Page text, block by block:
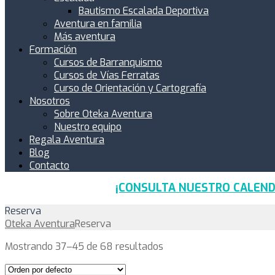
Bautismo Escalada Deportiva
Aventura en familia
Más aventura
Formación
Cursos de Barranquismo
Cursos de Vías Ferratas
Curso de Orientación y Cartografía
Nosotros
Sobre Oteka Aventura
Nuestro equipo
Regala Aventura
Blog
Contacto
¡CONSULTA NUESTRO
Reserva
Oteka AventuraReserva
Mostrando 37–45 de 68 resultados